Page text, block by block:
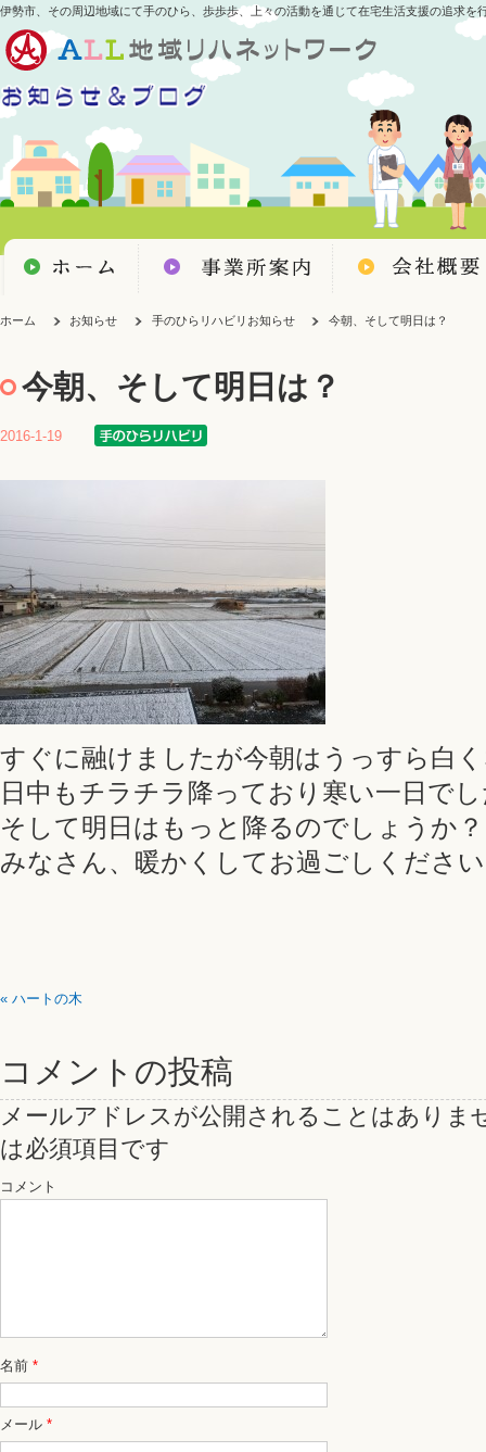
伊勢市、その周辺地域にて手のひら、歩歩歩、上々の活動を通じて在宅生活支援の追求を
ホーム お知らせ 手のひらリハビリお知らせ 今朝、そして明日は？
今朝、そして明日は？
2016-1-19
すぐに融けましたが今朝はうっすら白
日中もチラチラ降っており寒い一日で
そして明日はもっと降るのでしょうか
みなさん、暖かくしてお過ごしくださ
« ハートの木
コメントの投稿
メールアドレスが公開されることはありま
は必須項目です
コメント
名前 *
メール *